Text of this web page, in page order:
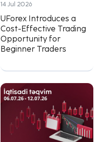
14 Jul 2026
UForex Introduces a
Cost-Effective Trading
Opportunity for
Beginner Traders